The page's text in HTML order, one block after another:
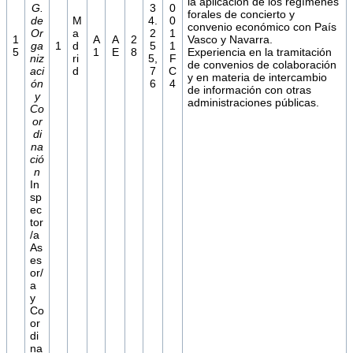
1
5
G.
de
Or
ga
niz
aci
ón
y
Co
or
di
na
ció
n
In
sp
ec
tor
/a
As
es
or/
a
y
Co
or
di
na
1
M
a
d
ri
d
A
1
A
E
2
8
3
4.
2
5
5,
7
6
0
0
1
1
F
C
4
forales de concierto y
convenio económico con País
Vasco y Navarra.
Experiencia en la tramitación
de convenios de colaboración
y en materia de intercambio
de información con otras
administraciones públicas.